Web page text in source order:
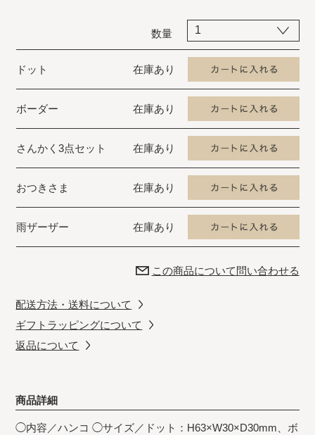
数量
ドット 在庫あり
ボーダー 在庫あり
さんかく3点セット 在庫あり
おつきさま 在庫あり
雨ザーザー 在庫あり
この商品について問い合わせる
配送方法・送料について
ギフトラッピングについて
返品について
商品詳細
◯内容／ハンコ ◯サイズ／ドット：H63×W30×D30mm、ボ